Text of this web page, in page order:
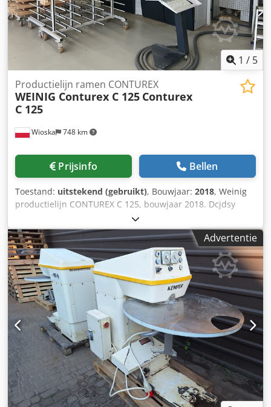
1 / 5
Wioska 748 km
Productielijn ramen CONTUREX
WEINIG Conturex C 125 Conturex
C 125
Prijsinfo Bellen
Toestand: uitstekend (gebruikt), Bouwjaar: 2018, Weinig
productielijn CONTUREX C 125, bouwjaar 2018. Dcjdsy
Advertentie